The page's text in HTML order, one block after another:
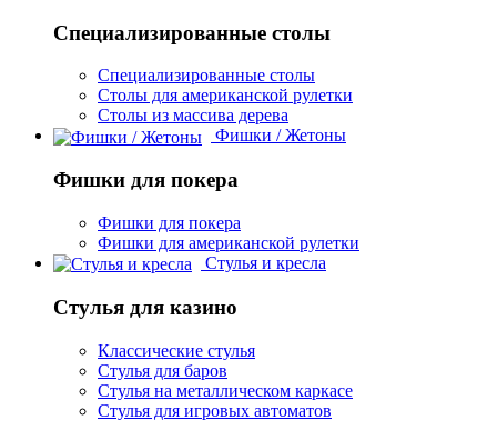
Специализированные столы
Специализированные столы
Столы для американской рулетки
Столы из массива дерева
Фишки / Жетоны
Фишки для покера
Фишки для покера
Фишки для американской рулетки
Стулья и кресла
Стулья для казино
Классические стулья
Стулья для баров
Стулья на металлическом каркасе
Стулья для игровых автоматов